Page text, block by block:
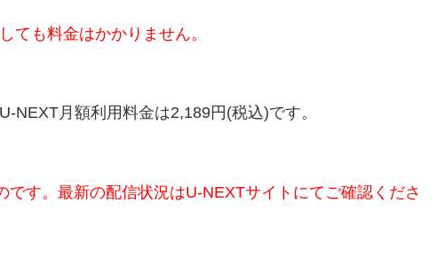
ても料金はかかりません。
NEXT月額利用料金は2,189円(税込)です。
す。最新の配信状況はU-NEXTサイトにてご確認くださ